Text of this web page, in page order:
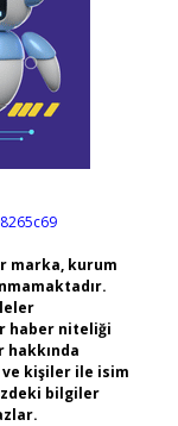
marka, kurum
haber niteliği
hakkında
ve kişiler ile isim
bilgiler